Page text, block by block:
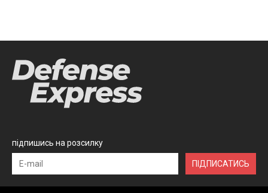
підпишись на розсилку
ПІДПИСАТИСЬ